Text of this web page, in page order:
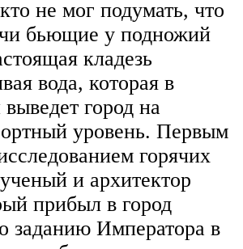
не мог подумать, что
бьющие у подножий
кладезь
вода, которая в
город на
уровень. Первым
горячих
и архитектор
прибыл в город
заданию Императора в